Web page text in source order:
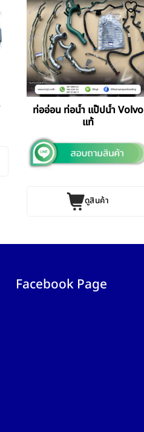
ท่ออ่อน ท่อน้ำ แป๊ปน้ำ Volvo
แท้
ดูสินค้า
Facebook Page